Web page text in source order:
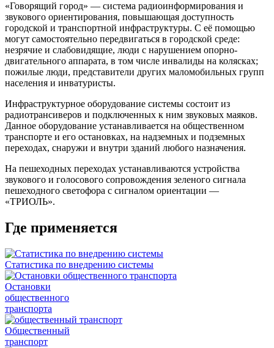
«Говорящий город» — система радиоинформирования и
звукового ориентирования, повышающая доступность
городской и транспортной инфраструктуры. C её помощью
могут самостоятельно передвигаться в городской среде:
незрячие и слабовидящие, люди с нарушением опорно-
двигательного аппарата, в том числе инвалиды на колясках;
пожилые люди, представители других маломобильных групп
населения и инватуристы.
Инфраструктурное оборудование системы состоит из
радиотрансиверов и подключенных к ним звуковых маяков.
Данное оборудование устанавливается на общественном
транспорте и его остановках, на надземных и подземных
переходах, снаружи и внутри зданий любого назначения.
На пешеходных переходах устанавливаются устройства
звукового и голосового сопровождения зеленого сигнала
пешеходного светофора с сигналом ориентации —
«ТРИОЛЬ».
Где применяется
Статистика по внедрению системы
Остановки
общественного
транспорта
Общественный
транспорт